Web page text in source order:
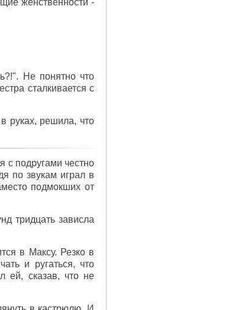
женственности -
Не понятно что
сталкивается с
руках, решила, что
с подругами честно
по звукам играл в
подмокших от
тридцать зависла
в Максу. Резко в
и ругаться, что
ей, сказав, что не